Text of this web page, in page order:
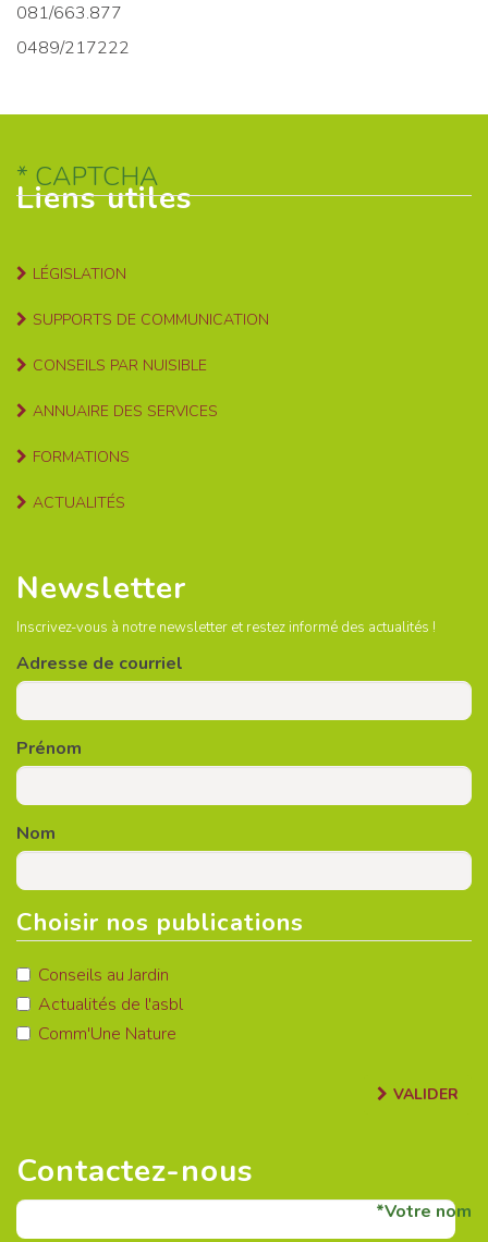
081/663.877
0489/217222
Liens utiles
LÉGISLATION
SUPPORTS DE COMMUNICATION
CONSEILS PAR NUISIBLE
ANNUAIRE DES SERVICES
FORMATIONS
ACTUALITÉS
Newsletter
Inscrivez-vous à notre newsletter et restez informé des actualités !
Adresse de courriel
Prénom
Nom
Choisir nos publications
Conseils au Jardin
Actualités de l'asbl
Comm'Une Nature
VALIDER
Contactez-nous
Votre nom
CAPTCHA